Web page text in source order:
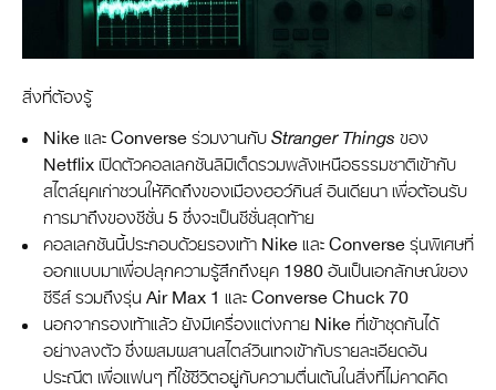
สิ่งที่ต้องรู้
Nike และ Converse ร่วมงานกับ Stranger Things ของ
Netflix เปิดตัวคอลเลกชันลิมิเต็ดรวมพลังเหนือธรรมชาติเข้ากับ
สไตล์ยุคเก่าชวนให้คิดถึงของเมืองฮอว์กินส์ อินเดียนา เพื่อต้อนรับ
การมาถึงของซีซั่น 5 ซึ่งจะเป็นซีซั่นสุดท้าย
คอลเลกชันนี้ประกอบด้วยรองเท้า Nike และ Converse รุ่นพิเศษที่
ออกแบบมาเพื่อปลุกความรู้สึกถึงยุค 1980 อันเป็นเอกลักษณ์ของ
ซีรีส์ รวมถึงรุ่น Air Max 1 และ Converse Chuck 70
นอกจากรองเท้าแล้ว ยังมีเครื่องแต่งกาย Nike ที่เข้าชุดกันได้
อย่างลงตัว ซึ่งผสมผสานสไตล์วินเทจเข้ากับรายละเอียดอัน
ประณีต เพื่อแฟนๆ ที่ใช้ชีวิตอยู่กับความตื่นเต้นในสิ่งที่ไม่คาดคิด